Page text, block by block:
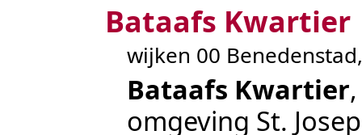
Bataafs Kwartier
wijken 00
Bataafs Kwartier
omgeving St.